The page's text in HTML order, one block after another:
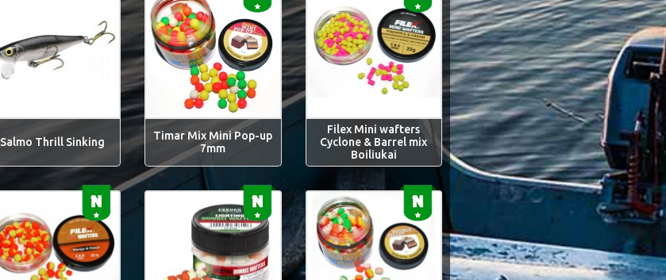
Salmo Thrill Sinking
Timar Mix Mini Pop-up
7mm
Filex Mini wafters
Cyclone & Barrel mix
Boiliukai